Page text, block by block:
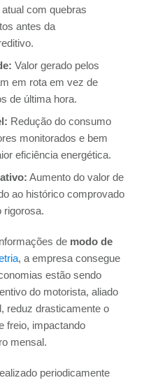
com quebras
antes da
Valor gerado pelos
em rota em vez de
de última hora.
Redução do consumo
monitorados e bem
eficiência energética.
Aumento do valor de
ao histórico comprovado
rigorosa.
de modo de
, a empresa consegue
estão sendo
do motorista, aliado
reduz drasticamente o
freio, impactando
mensal.
periodicamente